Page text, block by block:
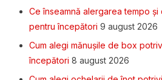
Ce înseamnă alergarea tempo și
pentru începători 9 august 2026
Cum alegi mănușile de box
începători 8 august 2026